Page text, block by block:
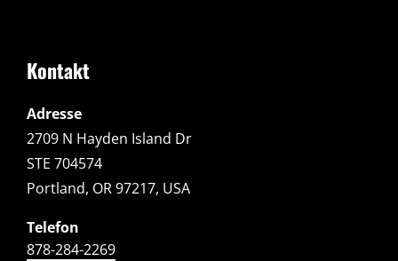
Kontakt
Adresse
2709 N Hayden Island Dr
STE 704574
Portland, OR 97217, USA
Telefon
878-284-2269